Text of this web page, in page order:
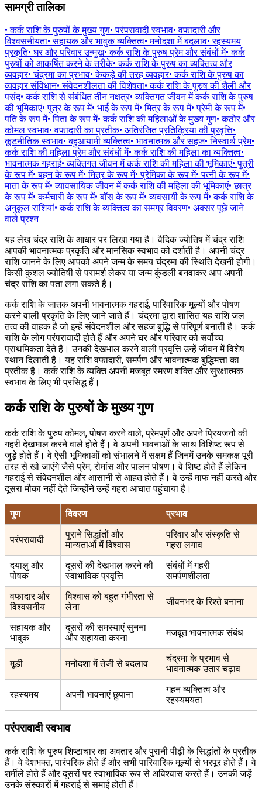
सामग्री तालिका
•कर्क राशि के पुरुषों के मुख्य गुण•परंपरावादी स्वभाव•वफादारी और
विश्वसनीयता•सहायक और भावुक व्यक्तित्व•मनोदशा में बदलाव•रहस्यमय
प्रकृति•घर और परिवार उन्मुख•कर्क राशि के पुरुष प्रेम और संबंधों में•कर्क
पुरुषों को आकर्षित करने के तरीके•कर्क राशि के पुरुष का व्यक्तित्व और
व्यवहार•चंद्रमा का प्रभाव•केकड़े की तरह व्यवहार•कर्क राशि के पुरुष का
व्यवहार संविधान•संवेदनशीलता की विशेषता•कर्क राशि के पुरुष की शैली और
पसंद•कर्क राशि से संबंधित तीन नक्षत्र•व्यक्तिगत जीवन में कर्क राशि के पुरुष
की भूमिकाएं•पुत्र के रूप में• भाई के रूप में•मित्र के रूप में•प्रेमी के रूप में•
पति के रूप में•पिता के रूप में•कर्क राशि की महिलाओं के मुख्य गुण•कठोर और
कोमल स्वभाव•वफादारी का प्रतीक• अतिरंजित प्रतिक्रिया की प्रवृत्ति•
कूटनीतिक स्वभाव•बहुआयामी व्यक्तित्व• भावनात्मक और सहज•निस्वार्थ प्रेम•
कर्क राशि की महिला प्रेम और संबंधों में•कर्क राशि की महिला का व्यक्तित्व•
भावनात्मक गहराई•व्यक्तिगत जीवन में कर्क राशि की महिला की भूमिकाएं•पुत्री
के रूप में•बहन के रूप में•मित्र के रूप में•प्रेमिका के रूप में•पत्नी के रूप में•
माता के रूप में•व्यावसायिक जीवन में कर्क राशि की महिला की भूमिकाएं•छात्र
के रूप में•कर्मचारी के रूप में•बॉस के रूप में•व्यवसायी के रूप में•कर्क राशि के
अनुकूल राशियां•कर्क राशि के व्यक्तित्व का समग्र विवरण• अक्सर पूछे जाने
वाले प्रश्न
यह लेख चंद्र राशि के आधार पर लिखा गया है। वैदिक ज्योतिष में चंद्र राशि
आपकी भावनात्मक प्रकृति और मानसिक स्वभाव को दर्शाती है। अपनी चंद्र
राशि जानने के लिए आपको अपने जन्म के समय चंद्रमा की स्थिति देखनी होगी।
किसी कुशल ज्योतिषी से परामर्श लेकर या जन्म कुंडली बनवाकर आप अपनी
चंद्र राशि का पता लगा सकते हैं।
कर्क राशि के जातक अपनी भावनात्मक गहराई, पारिवारिक मूल्यों और पोषण
करने वाली प्रकृति के लिए जाने जाते हैं। चंद्रमा द्वारा शासित यह राशि जल
तत्व की वाहक है जो इन्हें संवेदनशील और सहज बुद्धि से परिपूर्ण बनाती है। कर्क
राशि के लोग परंपरावादी होते हैं और अपने घर और परिवार को सर्वोच्च
प्राथमिकता देते हैं। उनकी देखभाल करने वाली प्रवृत्ति उन्हें जीवन में विशेष
स्थान दिलाती है। यह राशि वफादारी, समर्पण और भावनात्मक बुद्धिमत्ता का
प्रतीक है। कर्क राशि के व्यक्ति अपनी मजबूत स्मरण शक्ति और सुरक्षात्मक
स्वभाव के लिए भी प्रसिद्ध हैं।
कर्क राशि के पुरुषों के मुख्य गुण
कर्क राशि के पुरुष कोमल, पोषण करने वाले, प्रेमपूर्ण और अपने प्रियजनों की
गहरी देखभाल करने वाले होते हैं। वे अपनी भावनाओं के साथ विशिष्ट रूप से
जुड़े होते हैं। वे ऐसी भूमिकाओं को संभालने में सक्षम हैं जिनमें उनके समकक्ष पूरी
तरह से खो जाएंगे जैसे प्रेम, रोमांस और पालन पोषण। वे शिष्ट होते हैं लेकिन
गहराई से संवेदनशील और आसानी से आहत होते हैं। वे उन्हें माफ नहीं करते और
दूसरा मौका नहीं देते जिन्होंने उन्हें गहरा आघात पहुंचाया है।
गुण विवरण प्रभाव
परंपरावादी
पुराने सिद्धांतों और
मान्यताओं में विश्वास
परिवार और संस्कृति से
गहरा लगाव
दयालु और
पोषक
दूसरों की देखभाल करने की
स्वाभाविक प्रवृत्ति
संबंधों में गहरी
समर्पणशीलता
वफादार और
विश्वसनीय
विश्वास को बहुत गंभीरता से
लेना
जीवनभर के रिश्ते बनाना
सहायक और
भावुक
दूसरों की समस्याएं सुनना
और सहायता करना
मजबूत भावनात्मक संबंध
मूडी मनोदशा में तेजी से बदलाव
चंद्रमा के प्रभाव से
भावनात्मक उतार चढ़ाव
रहस्यमय अपनी भावनाएं छुपाना
गहन व्यक्तित्व और
रहस्यमयता
परंपरावादी स्वभाव
कर्क राशि के पुरुष शिष्टाचार का अवतार और पुरानी पीढ़ी के सिद्धांतों के प्रतीक
हैं। वे देशभक्त, पारंपरिक होते हैं और सभी पारिवारिक मूल्यों से भरपूर होते हैं। वे
शर्मीले होते हैं और दूसरों पर स्वाभाविक रूप से अविश्वास करते हैं। उनकी जड़ें
उनके संस्कारों में गहराई से समाई होती हैं।